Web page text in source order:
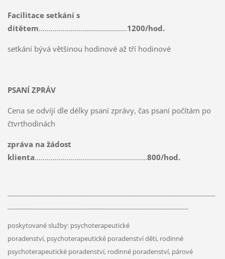
Facilitace setkání s
dítětem............................................1200/hod.
setkání bývá většinou hodinové až tří hodinové
PSANÍ ZPRÁV
Cena se odvíjí dle délky psaní zprávy, čas psaní počítám po
čtvrthodinách
zpráva na žádost
klienta........................................................800/hod.
poskytované služby: psychoterapeutické
poradenství, psychoterapeutické poradenství děti, rodinné
psychoterapeutické poradenství, rodinné poradenství, párové